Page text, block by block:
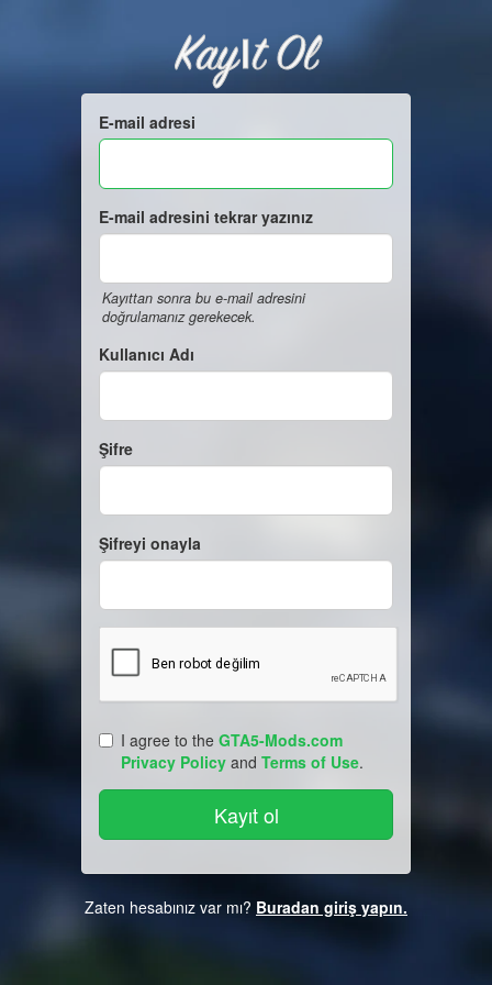
Kayıt Ol
E-mail adresi
E-mail adresini tekrar yazınız
Kayıttan sonra bu e-mail adresini
doğrulamanız gerekecek.
Kullanıcı Adı
Şifre
Şifreyi onayla
I agree to the GTA5-Mods.com
Privacy Policy and Terms of Use.
Zaten hesabınız var mı? Buradan giriş yapın.